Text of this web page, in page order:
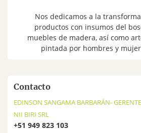
Nos dedicamos a la
productos con insumos del
muebles de madera, así como
pintada por hombres y
Contacto
EDINSON SANGAMA BARBARÁN-
NII BIRI SRL
+51 949 823 103